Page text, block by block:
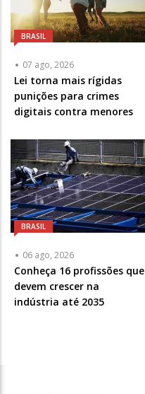
BRASIL
07 ago, 2026
Lei torna mais rígidas
punições para crimes
digitais contra menores
BRASIL
06 ago, 2026
Conheça 16 profissões que
devem crescer na
indústria até 2035